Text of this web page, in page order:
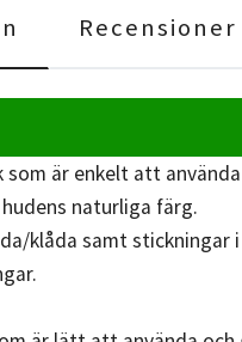
Recensioner
är enkelt att
naturliga färg.
klåda samt